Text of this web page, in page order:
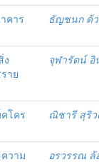
คาร
ธัญชนก ด้
ง
าย
จุฬารัตน์
โคร
ณิชารี สุริว
วาม อรวรรณ ล้